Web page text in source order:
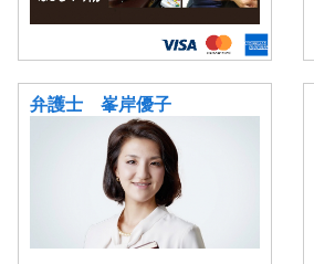
弁護士 峯岸優子